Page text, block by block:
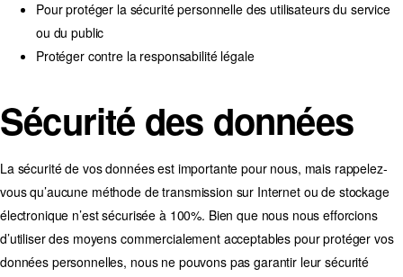
Pour protéger la sécurité personnelle des utilisateurs du service
ou du public
Protéger contre la responsabilité légale
Sécurité des données
La sécurité de vos données est importante pour nous, mais rappelez-
vous qu’aucune méthode de transmission sur Internet ou de stockage
électronique n’est sécurisée à 100%. Bien que nous nous efforcions
d’utiliser des moyens commercialement acceptables pour protéger vos
données personnelles, nous ne pouvons pas garantir leur sécurité